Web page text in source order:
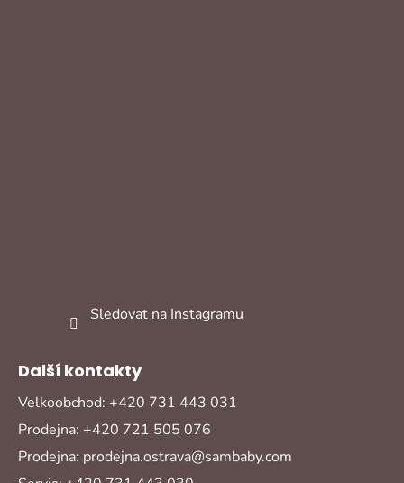
Sledovat na Instagramu
Další kontakty
Velkoobchod: +420 731 443 031
Prodejna: +420 721 505 076
Prodejna: prodejna.ostrava@sambaby.com